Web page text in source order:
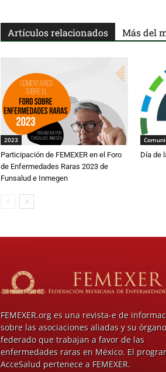
Artículos relacionados Más del
2023
Participación de FEMEXER en el Foro
de Enfermedades Raras 2023 de
Funsalud e Inmegen
Día de
FEMEXER.org es una revista-e de
sobre las asociaciones aliadas y su órgano
federado que trabajan a favor de las
enfermedades raras en México. El
AcceSalud pertenece a FEMEXER.